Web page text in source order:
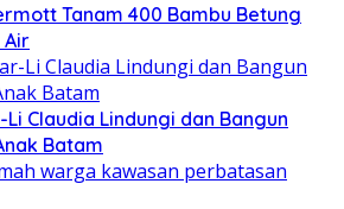
Tanam 400 Bambu Betung
Air
Li Claudia Lindungi dan Bangun
Batam